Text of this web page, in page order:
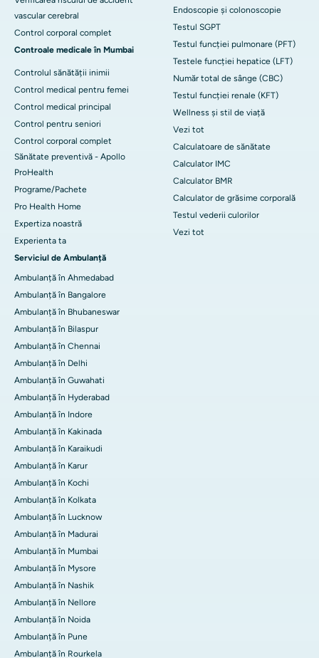
vascular cerebral
Control corporal complet
Controale medicale în Mumbai
Controlul sănătății inimii
Control medical pentru femei
Control medical principal
Control pentru seniori
Control corporal complet
Sănătate preventivă - Apollo
ProHealth
Programe/Pachete
Pro Health Home
Expertiza noastră
Experienta ta
Serviciul de Ambulanță
Ambulanță în Ahmedabad
Ambulanță în Bangalore
Ambulanță în Bhubaneswar
Ambulanță în Bilaspur
Ambulanță în Chennai
Ambulanță în Delhi
Ambulanță în Guwahati
Ambulanță în Hyderabad
Ambulanță în Indore
Ambulanță în Kakinada
Ambulanță în Karaikudi
Ambulanță în Karur
Ambulanță în Kochi
Ambulanță în Kolkata
Ambulanță în Lucknow
Ambulanță în Madurai
Ambulanță în Mumbai
Ambulanță în Mysore
Ambulanță în Nashik
Ambulanță în Nellore
Ambulanță în Noida
Ambulanță în Pune
Ambulanță în Rourkela
Endoscopie și colonoscopie
Testul SGPT
Testul funcției pulmonare (PFT)
Testele funcției hepatice (LFT)
Număr total de sânge (CBC)
Testul funcției renale (KFT)
Wellness și stil de viață
Vezi tot
Calculatoare de sănătate
Calculator IMC
Calculator BMR
Calculator de grăsime corporală
Testul vederii culorilor
Vezi tot